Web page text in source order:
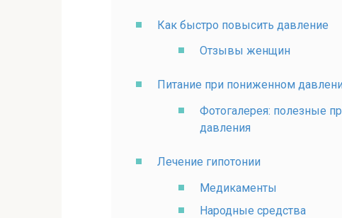
Как быстро повысить давление
Отзывы женщин
Питание при пониженном
Фотогалерея: полезные
давления
Лечение гипотонии
Медикаменты
Народные средства